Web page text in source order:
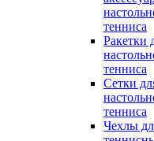
тенниса
Ракетки
тенниса
Сетки
тенниса
Чехлы